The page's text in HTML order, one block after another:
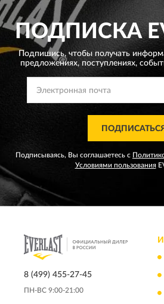
ПОДПИСКА
Подпишись, чтобы получать
предложениях, поступлениях,
ПОДПИСАТЬСЯ
Подписываясь, Вы соглашаетесь с
Условиями пользования
8 (499) 455-27-45
ПН-ВС 9:00-21:00